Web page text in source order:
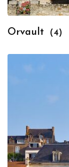
Orvault (4)